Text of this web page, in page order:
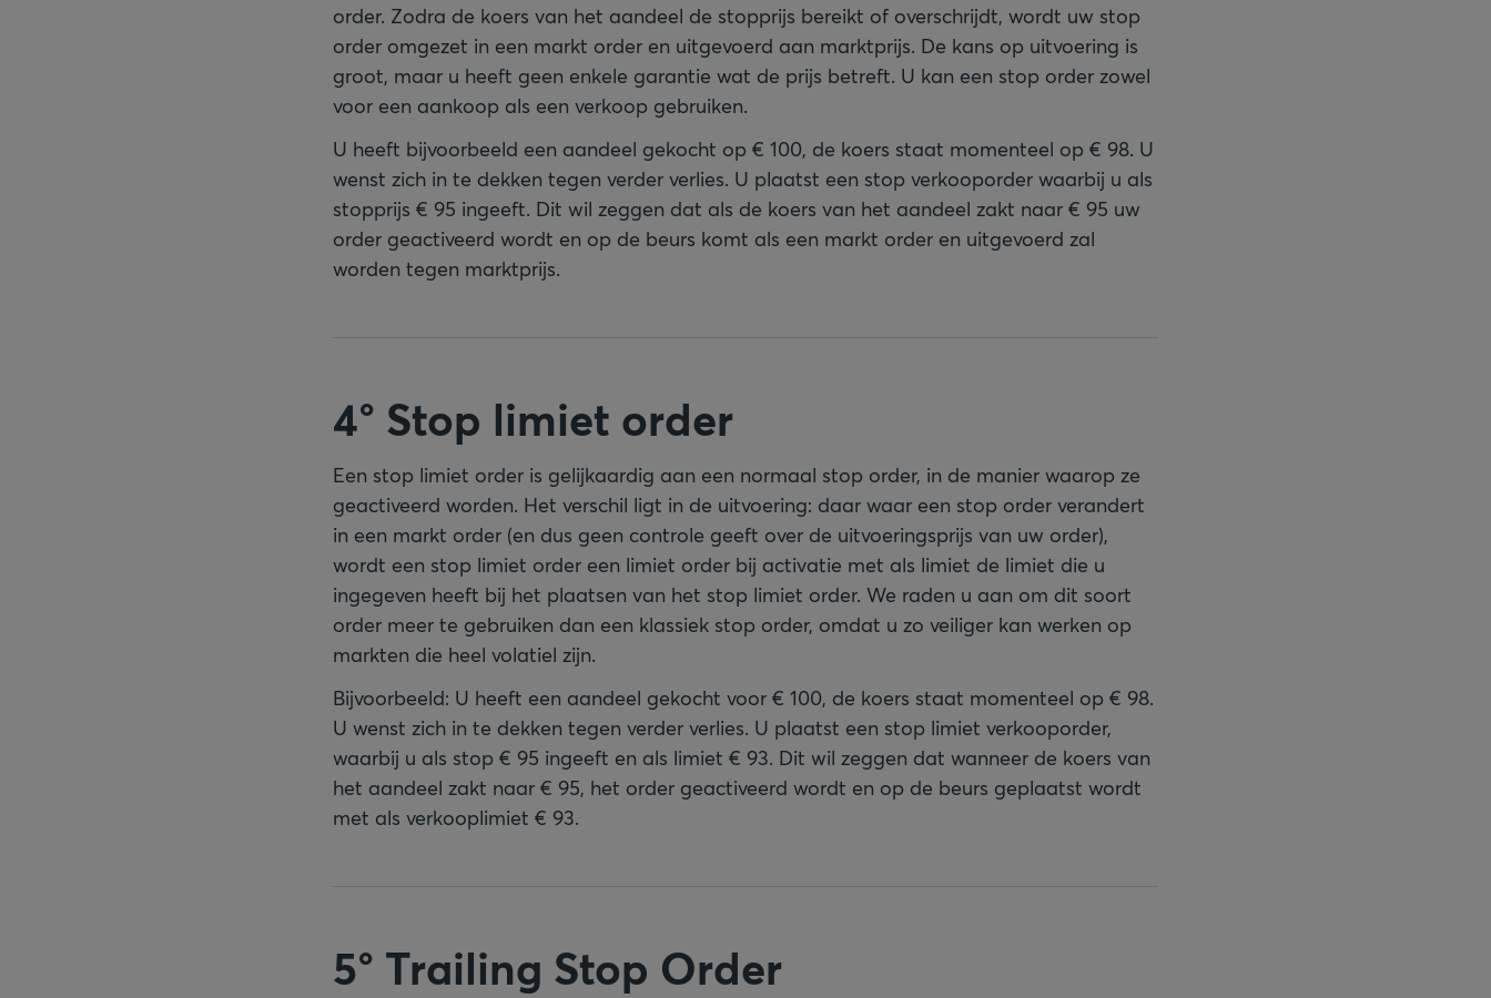
order. Zodra de koers van het aandeel de stopprijs bereikt of overschrijdt, wordt uw stop
order omgezet in een markt order en uitgevoerd aan marktprijs. De kans op uitvoering is
groot, maar u heeft geen enkele garantie wat de prijs betreft. U kan een stop order zowel
voor een aankoop als een verkoop gebruiken.
U heeft bijvoorbeeld een aandeel gekocht op € 100, de koers staat momenteel op € 98. U
wenst zich in te dekken tegen verder verlies. U plaatst een stop verkooporder waarbij u als
stopprijs € 95 ingeeft. Dit wil zeggen dat als de koers van het aandeel zakt naar € 95 uw
order geactiveerd wordt en op de beurs komt als een markt order en uitgevoerd zal
worden tegen marktprijs.
4° Stop limiet order
Een stop limiet order is gelijkaardig aan een normaal stop order, in de manier waarop ze
geactiveerd worden. Het verschil ligt in de uitvoering: daar waar een stop order verandert
in een markt order (en dus geen controle geeft over de uitvoeringsprijs van uw order),
wordt een stop limiet order een limiet order bij activatie met als limiet de limiet die u
ingegeven heeft bij het plaatsen van het stop limiet order. We raden u aan om dit soort
order meer te gebruiken dan een klassiek stop order, omdat u zo veiliger kan werken op
markten die heel volatiel zijn.
Bijvoorbeeld: U heeft een aandeel gekocht voor € 100, de koers staat momenteel op € 98.
U wenst zich in te dekken tegen verder verlies. U plaatst een stop limiet verkooporder,
waarbij u als stop € 95 ingeeft en als limiet € 93. Dit wil zeggen dat wanneer de koers van
het aandeel zakt naar € 95, het order geactiveerd wordt en op de beurs geplaatst wordt
met als verkooplimiet € 93.
5° Trailing Stop Order